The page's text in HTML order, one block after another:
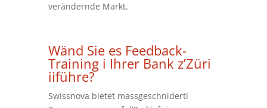
verändernde Markt.
Wänd Sie es Feedback-
Training i Ihrer Bank z’Züri
iiführe?
Swissnova bietet massgeschniderti